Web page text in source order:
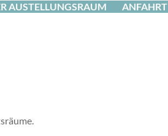
AUSTELLUNGSRAUM ANFAHRT